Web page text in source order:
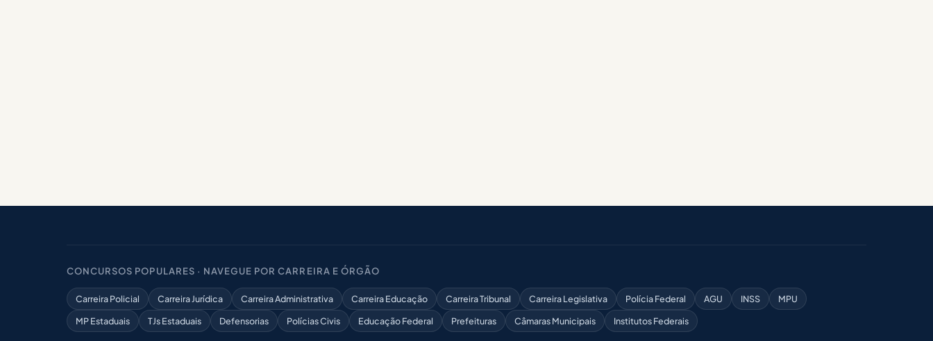
CONCURSOS POPULARES · NAVEGUE POR CARREIRA E ÓRGÃO
Carreira Policial Carreira Jurídica Carreira Administrativa Carreira Educação Carreira Tribunal Carreira Legislativa Polícia Federal AGU INSS
MPU
MP Estaduais
TJs Estaduais Defensorias Polícias Civis Educação Federal Prefeituras Câmaras Municipais Institutos Federais